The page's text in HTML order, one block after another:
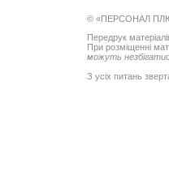
© «ПЕРСОНАЛ
Передрук
При розміщенні
можуть
З усіх питань